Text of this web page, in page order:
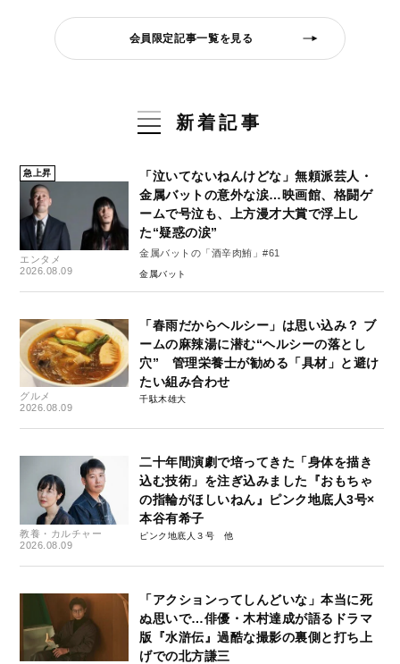
会員限定記事一覧を見る
新着記事
急上昇
エンタメ
2026.08.09
「泣いてないねんけどな」無頼派芸人・
金属バットの意外な涙…映画館、格闘ゲ
ームで号泣も、上方漫才大賞で浮上し
た“疑惑の涙”
金属バットの「酒辛肉鮪」#61
金属バット
グルメ
2026.08.09
「春雨だからヘルシー」は思い込み？ ブ
ームの麻辣湯に潜む“ヘルシーの落とし
穴” 管理栄養士が勧める「具材」と避け
たい組み合わせ
千駄木雄大
教養・カルチャー
2026.08.09
二十年間演劇で培ってきた「身体を描き
込む技術」を注ぎ込みました『おもちゃ
の指輪がほしいねん』ピンク地底人3号×
本谷有希子
ピンク地底人３号
「アクションってしんどいな」本当に死
ぬ思いで…俳優・木村達成が語るドラマ
版『水滸伝』過酷な撮影の裏側と打ち上
げでの北方謙三